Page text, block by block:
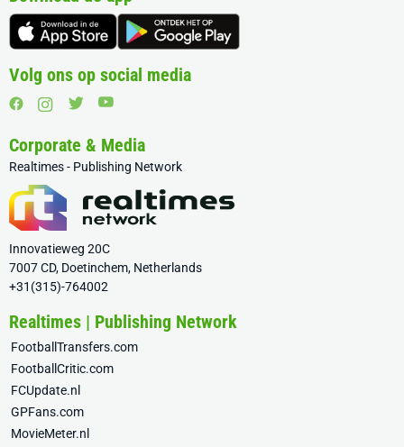
Volg ons op social media
Corporate & Media
Realtimes - Publishing Network
Innovatieweg 20C
7007 CD, Doetinchem, Netherlands
+31(315)-764002
Realtimes | Publishing Network
FootballTransfers.com
FootballCritic.com
FCUpdate.nl
GPFans.com
MovieMeter.nl